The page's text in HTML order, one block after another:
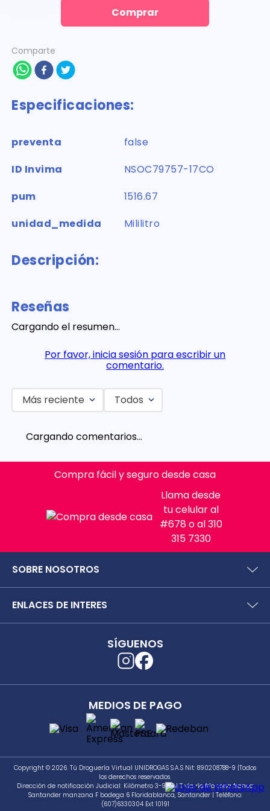
Comprar
Comparte
Especificaciones:
preventa
false
ID Invima
NSOC79757-17CO
pum
1516.67
unidad_medida
Mililitro
Descripción:
Reseñas
Cargando el resumen…
Por favor, inicia sesión para escribir un
comentario.
Más reciente Todos
Cargando comentarios…
Compra fácil y seguro desde casa
Llama desde
tu celular al
#678 o al 310
315 7330
SOBRE NOSOTROS
Preguntas frecuentes
Políticas y términos de uso
Términos y condiciones puntos saludables
Separata digital
ENLACES DE INTERES
Secretaría de Salud de Antioquia
Unidrogas S.A.S.
Cómo hacer un pedido en TDV
SÍGUENOS
MEDIOS DE PAGO
Copyright © 2026. Tú Droguería Virtual UNIDROGAS S.A.S Nit: 890208788-9 |Todos
los derechos reservados.
Dirección de notificación Judicial: Kilómetro 3-981 M T vía río frío zona franca
Santander manzana F bodega 6 Floridablanca, Santander | Teléfono:
(607)6330304 Ext 10191